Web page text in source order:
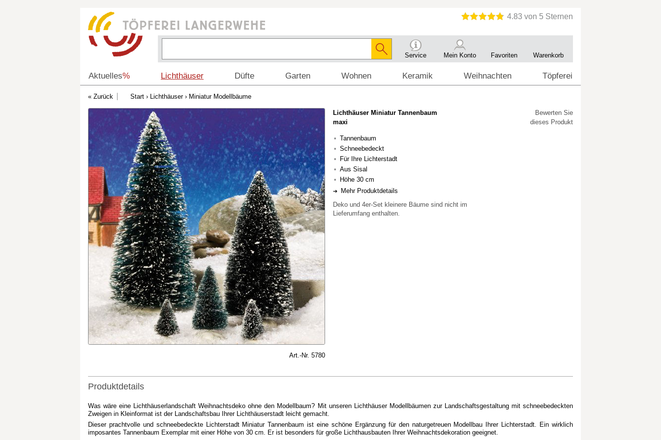
Service Mein Konto Favoriten Warenkorb
Aktuelles% Lichthäuser Düfte Garten Wohnen Keramik Weihnachten Töpferei
Start › Lichthäuser› Miniatur Modellbäume
Art.-Nr. 5780
Lichthäuser Miniatur Tannenbaum
maxi
Tannenbaum
Schneebedeckt
Für Ihre Lichterstadt
Aus Sisal
Höhe 30 cm
Mehr Produktdetails
Deko und 4er-Set kleinere Bäume sind nicht im
Lieferumfang enthalten.
Bewerten Sie
dieses Produkt
Produktdetails
Was wäre eine Lichthäuserlandschaft Weihnachtsdeko ohne den Modellbaum? Mit unseren Lichthäuser Modellbäumen zur Landschaftsgestaltung mit schneebedeckten
Zweigen in Kleinformat ist der Landschaftsbau Ihrer Lichthäuserstadt leicht gemacht.
Dieser prachtvolle und schneebedeckte Lichterstadt Miniatur Tannenbaum ist eine schöne Ergänzung für den naturgetreuen Modellbau Ihrer Lichterstadt. Ein wirklich
imposantes Tannenbaum Exemplar mit einer Höhe von 30 cm. Er ist besonders für große Lichthausbauten Ihrer Weihnachtsdekoration geeignet.